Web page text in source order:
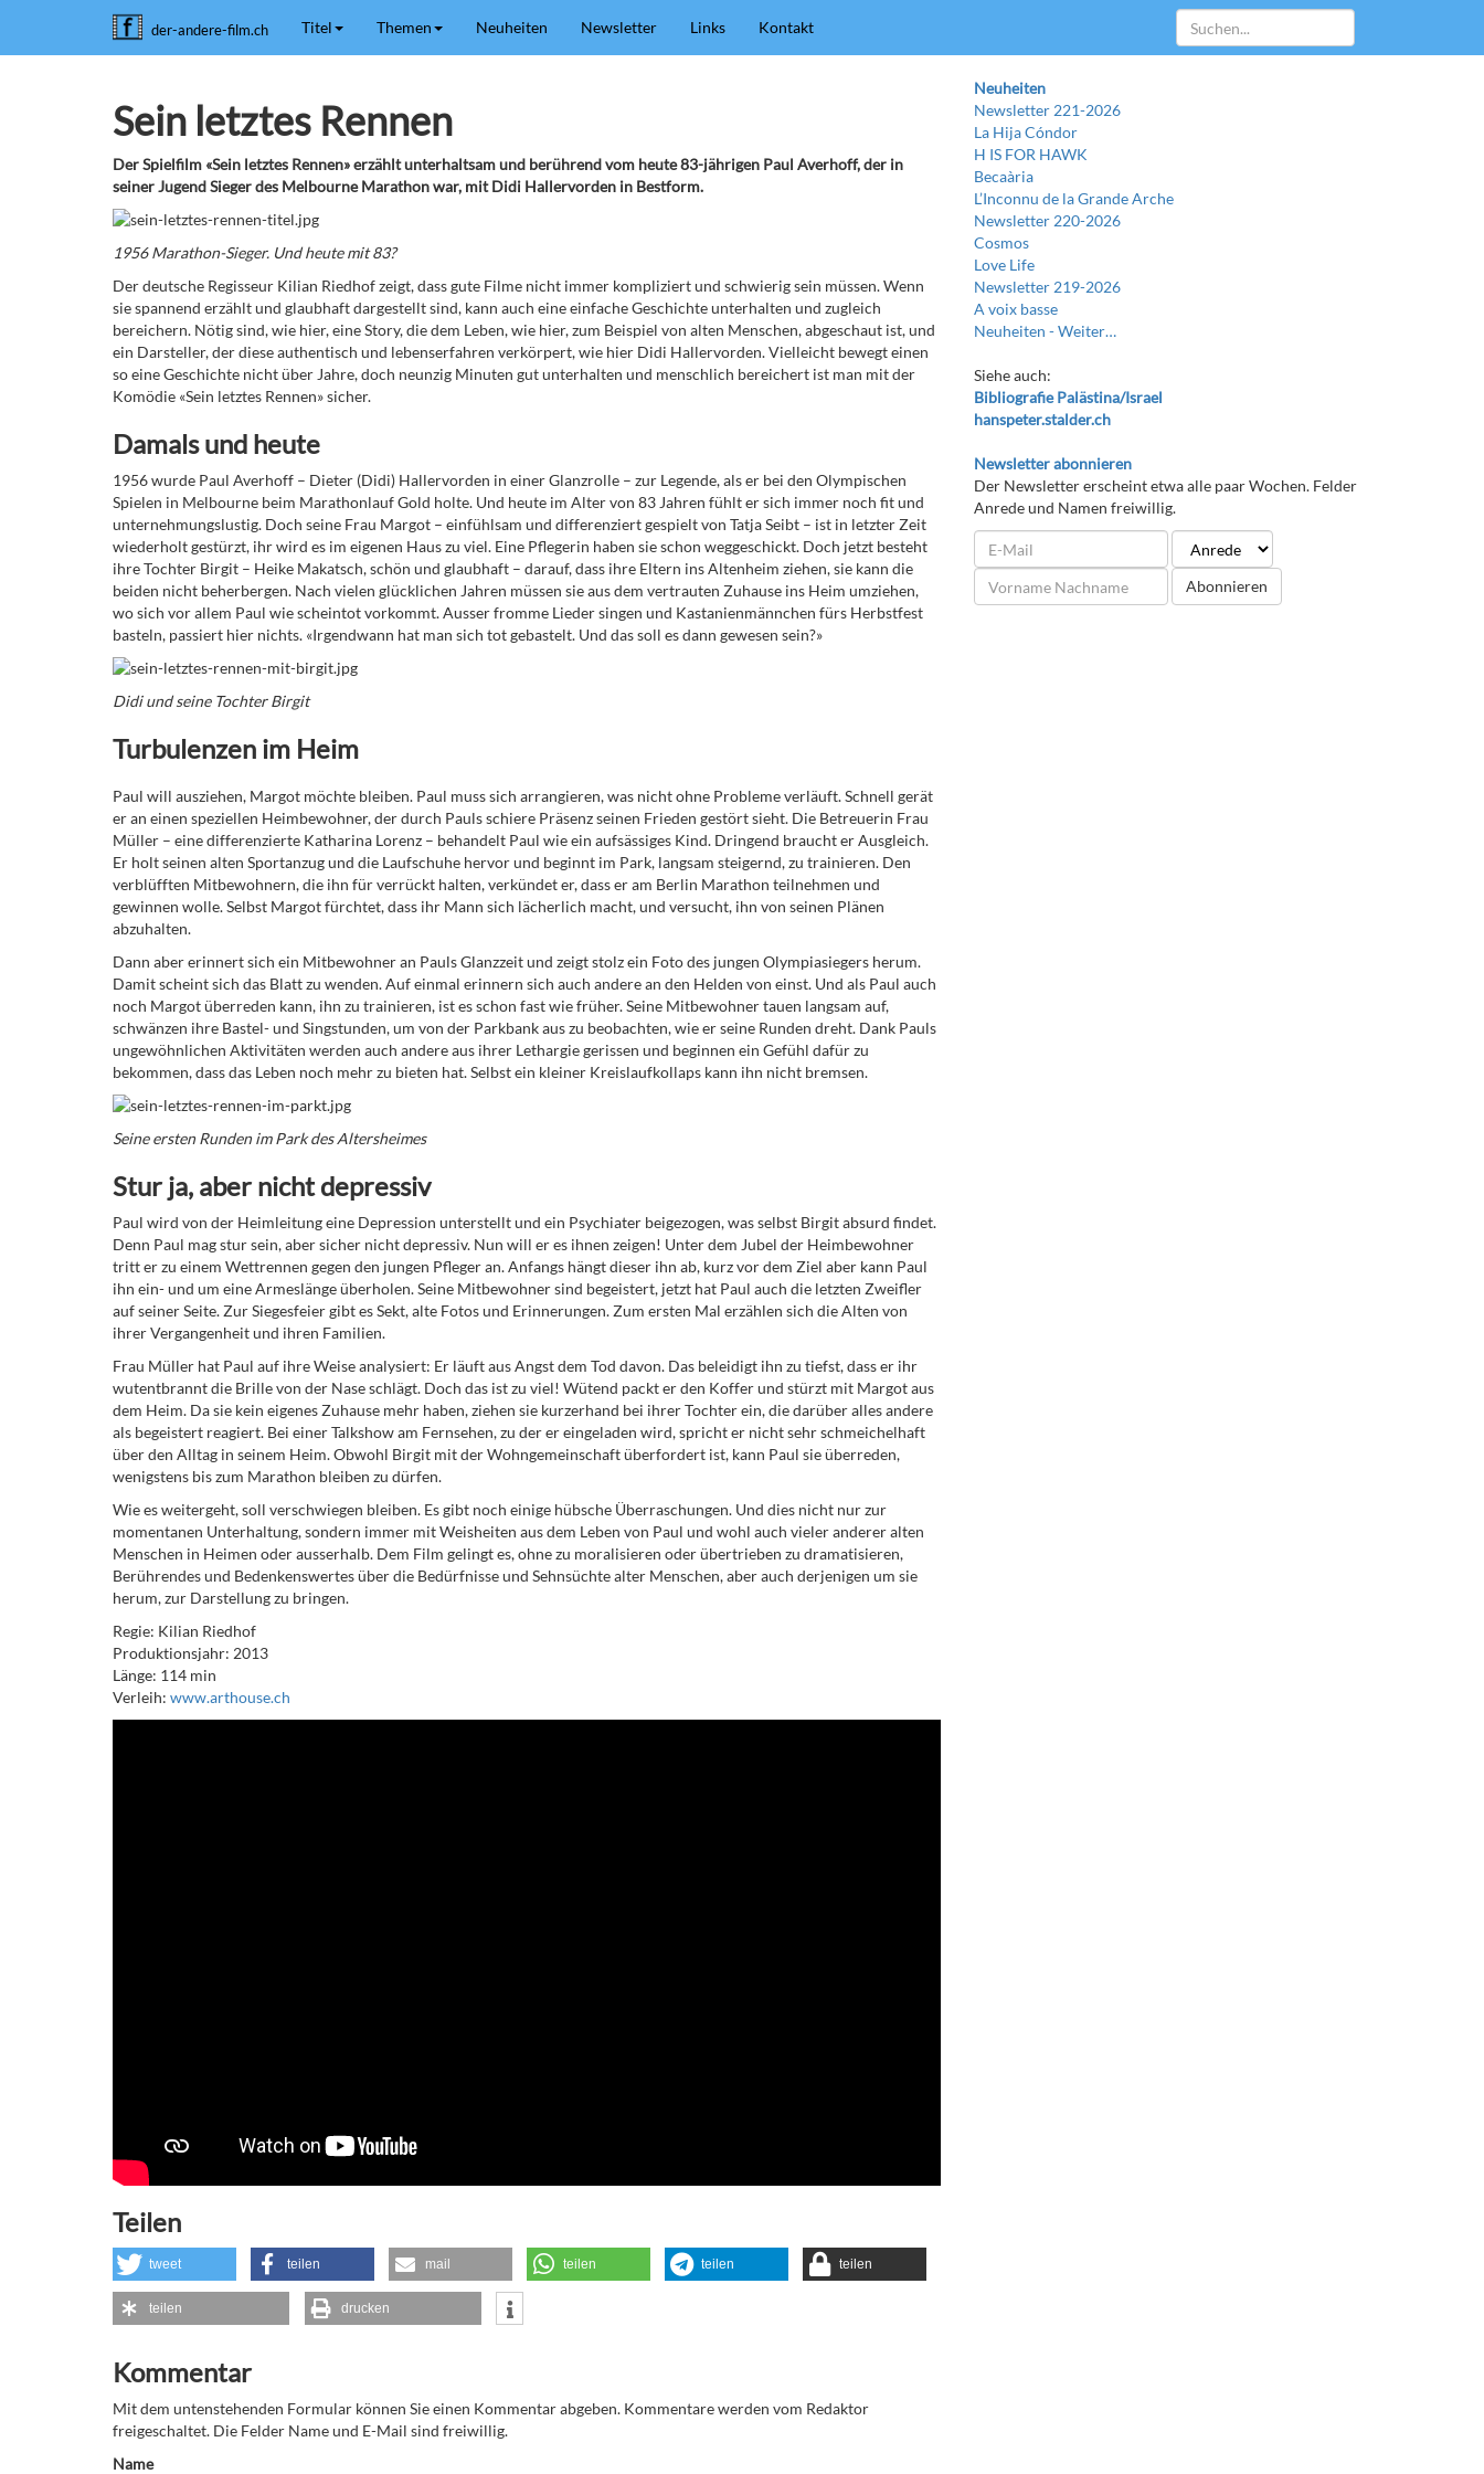
der-andere-film.ch Titel Themen Neuheiten Newsletter Links Kontakt
Sein letztes Rennen
Der Spielfilm «Sein letztes Rennen» erzählt unterhaltsam und berührend vom heute 83-jährigen Paul Averhoff, der in
seiner Jugend Sieger des Melbourne Marathon war, mit Didi Hallervorden in Bestform.
1956 Marathon-Sieger. Und heute mit 83?
Der deutsche Regisseur Kilian Riedhof zeigt, dass gute Filme nicht immer kompliziert und schwierig sein müssen. Wenn
sie spannend erzählt und glaubhaft dargestellt sind, kann auch eine einfache Geschichte unterhalten und zugleich
bereichern. Nötig sind, wie hier, eine Story, die dem Leben, wie hier, zum Beispiel von alten Menschen, abgeschaut ist, und
ein Darsteller, der diese authentisch und lebenserfahren verkörpert, wie hier Didi Hallervorden. Vielleicht bewegt einen
so eine Geschichte nicht über Jahre, doch neunzig Minuten gut unterhalten und menschlich bereichert ist man mit der
Komödie «Sein letztes Rennen» sicher.
Damals und heute
1956 wurde Paul Averhoff – Dieter (Didi) Hallervorden in einer Glanzrolle – zur Legende, als er bei den Olympischen
Spielen in Melbourne beim Marathonlauf Gold holte. Und heute im Alter von 83 Jahren fühlt er sich immer noch fit und
unternehmungslustig. Doch seine Frau Margot – einfühlsam und differenziert gespielt von Tatja Seibt – ist in letzter Zeit
wiederholt gestürzt, ihr wird es im eigenen Haus zu viel. Eine Pflegerin haben sie schon weggeschickt. Doch jetzt besteht
ihre Tochter Birgit – Heike Makatsch, schön und glaubhaft – darauf, dass ihre Eltern ins Altenheim ziehen, sie kann die
beiden nicht beherbergen. Nach vielen glücklichen Jahren müssen sie aus dem vertrauten Zuhause ins Heim umziehen,
wo sich vor allem Paul wie scheintot vorkommt. Ausser fromme Lieder singen und Kastanienmännchen fürs Herbstfest
basteln, passiert hier nichts. «Irgendwann hat man sich tot gebastelt. Und das soll es dann gewesen sein?»
Didi und seine Tochter Birgit
Turbulenzen im Heim
Paul will ausziehen, Margot möchte bleiben. Paul muss sich arrangieren, was nicht ohne Probleme verläuft. Schnell gerät
er an einen speziellen Heimbewohner, der durch Pauls schiere Präsenz seinen Frieden gestört sieht. Die Betreuerin Frau
Müller – eine differenzierte Katharina Lorenz – behandelt Paul wie ein aufsässiges Kind. Dringend braucht er Ausgleich.
Er holt seinen alten Sportanzug und die Laufschuhe hervor und beginnt im Park, langsam steigernd, zu trainieren. Den
verblüfften Mitbewohnern, die ihn für verrückt halten, verkündet er, dass er am Berlin Marathon teilnehmen und
gewinnen wolle. Selbst Margot fürchtet, dass ihr Mann sich lächerlich macht, und versucht, ihn von seinen Plänen
abzuhalten.
Dann aber erinnert sich ein Mitbewohner an Pauls Glanzzeit und zeigt stolz ein Foto des jungen Olympiasiegers herum.
Damit scheint sich das Blatt zu wenden. Auf einmal erinnern sich auch andere an den Helden von einst. Und als Paul auch
noch Margot überreden kann, ihn zu trainieren, ist es schon fast wie früher. Seine Mitbewohner tauen langsam auf,
schwänzen ihre Bastel- und Singstunden, um von der Parkbank aus zu beobachten, wie er seine Runden dreht. Dank Pauls
ungewöhnlichen Aktivitäten werden auch andere aus ihrer Lethargie gerissen und beginnen ein Gefühl dafür zu
bekommen, dass das Leben noch mehr zu bieten hat. Selbst ein kleiner Kreislaufkollaps kann ihn nicht bremsen.
Seine ersten Runden im Park des Altersheimes
Stur ja, aber nicht depressiv
Paul wird von der Heimleitung eine Depression unterstellt und ein Psychiater beigezogen, was selbst Birgit absurd findet.
Denn Paul mag stur sein, aber sicher nicht depressiv. Nun will er es ihnen zeigen! Unter dem Jubel der Heimbewohner
tritt er zu einem Wettrennen gegen den jungen Pfleger an. Anfangs hängt dieser ihn ab, kurz vor dem Ziel aber kann Paul
ihn ein- und um eine Armeslänge überholen. Seine Mitbewohner sind begeistert, jetzt hat Paul auch die letzten Zweifler
auf seiner Seite. Zur Siegesfeier gibt es Sekt, alte Fotos und Erinnerungen. Zum ersten Mal erzählen sich die Alten von
ihrer Vergangenheit und ihren Familien.
Frau Müller hat Paul auf ihre Weise analysiert: Er läuft aus Angst dem Tod davon. Das beleidigt ihn zu tiefst, dass er ihr
wutentbrannt die Brille von der Nase schlägt. Doch das ist zu viel! Wütend packt er den Koffer und stürzt mit Margot aus
dem Heim. Da sie kein eigenes Zuhause mehr haben, ziehen sie kurzerhand bei ihrer Tochter ein, die darüber alles andere
als begeistert reagiert. Bei einer Talkshow am Fernsehen, zu der er eingeladen wird, spricht er nicht sehr schmeichelhaft
über den Alltag in seinem Heim. Obwohl Birgit mit der Wohngemeinschaft überfordert ist, kann Paul sie überreden,
wenigstens bis zum Marathon bleiben zu dürfen.
Wie es weitergeht, soll verschwiegen bleiben. Es gibt noch einige hübsche Überraschungen. Und dies nicht nur zur
momentanen Unterhaltung, sondern immer mit Weisheiten aus dem Leben von Paul und wohl auch vieler anderer alten
Menschen in Heimen oder ausserhalb. Dem Film gelingt es, ohne zu moralisieren oder übertrieben zu dramatisieren,
Berührendes und Bedenkenswertes über die Bedürfnisse und Sehnsüchte alter Menschen, aber auch derjenigen um sie
herum, zur Darstellung zu bringen.
Regie: Kilian Riedhof
Produktionsjahr: 2013
Länge: 114 min
Verleih: www.arthouse.ch
Teilen
tweet teilen mail teilen teilen teilen
teilen drucken
Kommentar
Mit dem untenstehenden Formular können Sie einen Kommentar abgeben. Kommentare werden vom Redaktor
freigeschaltet. Die Felder Name und E-Mail sind freiwillig.
Name
Neuheiten
Newsletter 221-2026
La Hija Cóndor
H IS FOR HAWK
Becaària
L’Inconnu de la Grande Arche
Newsletter 220-2026
Cosmos
Love Life
Newsletter 219-2026
A voix basse
Neuheiten -Weiter…
Siehe auch:
Bibliografie Palästina/Israel
hanspeter.stalder.ch
Newsletter abonnieren
Der Newsletter erscheint etwa alle paar Wochen. Felder
Anrede und Namen freiwillig.
Abonnieren